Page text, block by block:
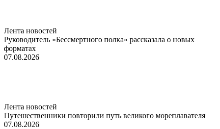
Лента новостей
Руководитель «Бессмертного полка» рассказала о новых
форматах
07.08.2026
Лента новостей
Путешественники повторили путь великого мореплавателя
07.08.2026